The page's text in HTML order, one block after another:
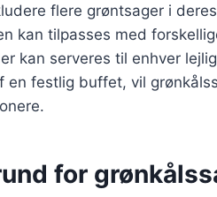
flere grøntsager i
kan tilpasses med
kan serveres til enhver
en festlig buffet, vil
for